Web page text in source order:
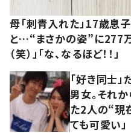
母「刺青入れた」17歳息子
と…“まさかの姿”に277
（笑）」「な、なるほど！！」
「好き同士
男女。それ
た2人の“現
ても可愛い」